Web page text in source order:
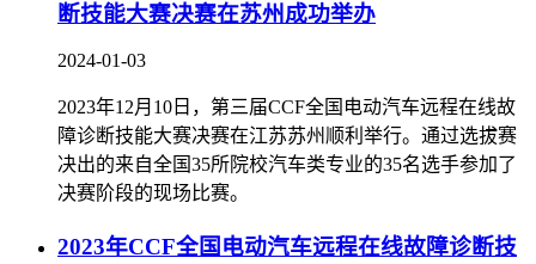
断技能大赛决赛在苏州成功举办
2024-01-03
2023年12月10日，第三届CCF全国电动汽车远程在线故
障诊断技能大赛决赛在江苏苏州顺利举行。通过选拔赛
决出的来自全国35所院校汽车类专业的35名选手参加了
决赛阶段的现场比赛。
2023年CCF全国电动汽车远程在线故障诊断技